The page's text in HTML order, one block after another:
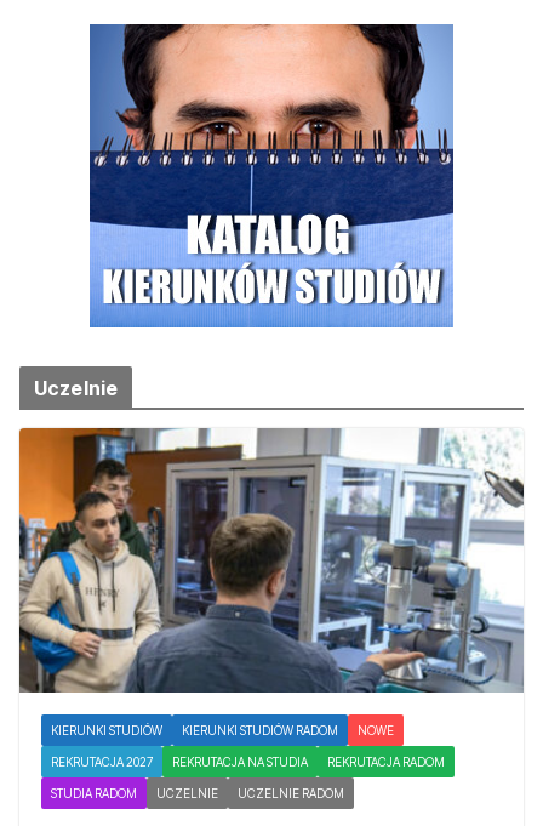
Uczelnie
KIERUNKI STUDIÓW KIERUNKI STUDIÓW RADOM NOWE
REKRUTACJA 2027 REKRUTACJA NA STUDIA REKRUTACJA RADOM
STUDIA RADOM UCZELNIE UCZELNIE RADOM